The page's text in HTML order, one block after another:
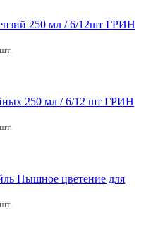
250 мл / 6/12шт ГРИН
шт.
250 мл / 6/12 шт ГРИН
шт.
Пышное цветение для
шт.